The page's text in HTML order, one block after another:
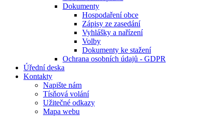
Dokumenty
Hospodaření obce
Zápisy ze zasedání
Vyhlášky a nařízení
Volby
Dokumenty ke stažení
Ochrana osobních údajů - GDPR
Úřední deska
Kontakty
Napište nám
Tísňová volání
Užitečné odkazy
Mapa webu